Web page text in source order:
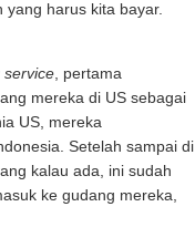
harus kita bayar.
service , pertama
mereka di US sebagai
US, mereka
Setelah sampai di
kalau ada, ini sudah
ke gudang mereka,